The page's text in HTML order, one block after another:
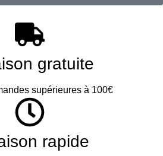
gratuite
supérieures à 100€
rapide